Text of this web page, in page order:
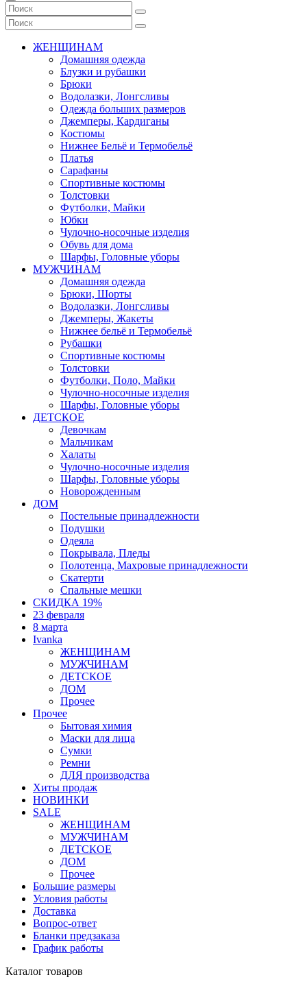
ЖЕНЩИНАМ
Домашняя одежда
Блузки и рубашки
Брюки
Водолазки, Лонгсливы
Одежда больших размеров
Джемперы, Кардиганы
Костюмы
Нижнее Бельё и Термобельё
Платья
Сарафаны
Спортивные костюмы
Толстовки
Футболки, Майки
Юбки
Чулочно-носочные изделия
Обувь для дома
Шарфы, Головные уборы
МУЖЧИНАМ
Домашняя одежда
Брюки, Шорты
Водолазки, Лонгсливы
Джемперы, Жакеты
Нижнее бельё и Термобельё
Рубашки
Спортивные костюмы
Толстовки
Футболки, Поло, Майки
Чулочно-носочные изделия
Шарфы, Головные уборы
ДЕТСКОЕ
Девочкам
Мальчикам
Халаты
Чулочно-носочные изделия
Шарфы, Головные уборы
Новорожденным
ДОМ
Постельные принадлежности
Подушки
Одеяла
Покрывала, Пледы
Полотенца, Махровые принадлежности
Скатерти
Спальные мешки
СКИДКА 19%
23 февраля
8 марта
Ivanka
ЖЕНЩИНАМ
МУЖЧИНАМ
ДЕТСКОЕ
ДОМ
Прочее
Прочее
Бытовая химия
Маски для лица
Сумки
Ремни
ДЛЯ производства
Хиты продаж
НОВИНКИ
SALE
ЖЕНЩИНАМ
МУЖЧИНАМ
ДЕТСКОЕ
ДОМ
Прочее
Большие размеры
Условия работы
Доставка
Вопрос-ответ
Бланки предзаказа
График работы
Каталог товаров